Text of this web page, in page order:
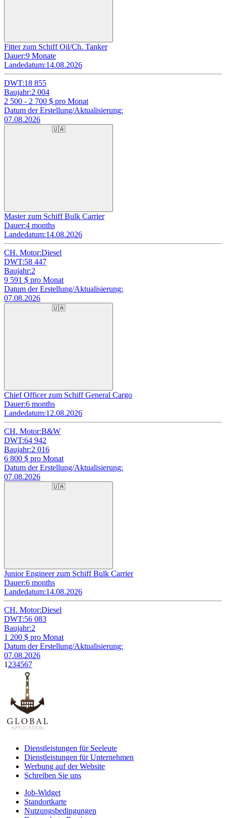
Fitter zum Schiff Oil/Ch. Tanker
Dauer:9 Monate
Landedatum:14.08.2026
DWT:18 855
Baujahr:2 004
2 500 - 2 700 $ pro Monat
Datum der Erstellung/Aktualisierung:
07.08.2026
🇺🇦
Master zum Schiff Bulk Carrier
Dauer:4 months
Landedatum:14.08.2026
CH. Motor:Diesel
DWT:58 447
Baujahr:2
9 591 $ pro Monat
Datum der Erstellung/Aktualisierung:
07.08.2026
🇺🇦
Chief Officer zum Schiff General Cargo
Dauer:6 months
Landedatum:12.08.2026
CH. Motor:B&W
DWT:64 942
Baujahr:2 016
6 800 $ pro Monat
Datum der Erstellung/Aktualisierung:
07.08.2026
🇺🇦
Junior Engineer zum Schiff Bulk Carrier
Dauer:6 months
Landedatum:14.08.2026
CH. Motor:Diesel
DWT:56 083
Baujahr:2
1 200 $ pro Monat
Datum der Erstellung/Aktualisierung:
07.08.2026
1 234567
Dienstleistungen für Seeleute
Dienstleistungen für Unternehmen
Werbung auf der Website
Schreiben Sie uns
Job-Widget
Standortkarte
Nutzungsbedingungen